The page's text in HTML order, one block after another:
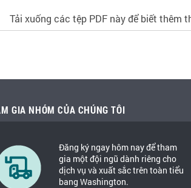
Tải xuống các tệp PDF này để biết thêm
GIA NHÓM CỦA CHÚNG TÔI
Đăng ký ngay hôm nay để tham
gia một đội ngũ dành riêng cho
dịch vụ và xuất sắc trên toàn tiểu
bang Washington.